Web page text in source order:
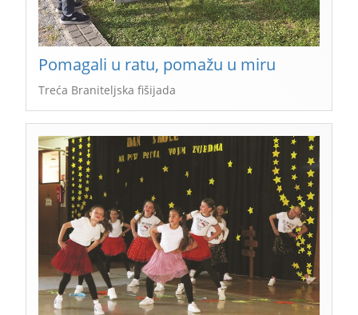
Pomagali u ratu, pomažu u miru
Treća Braniteljska fišijada